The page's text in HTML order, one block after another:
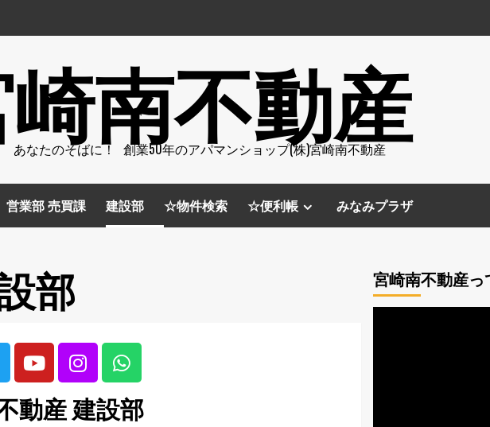
南不動産
あなたのそばに！ 創業50年のアパマンショップ(株)宮崎南不動産
営業部 売買課 建設部 ☆物件検索 ☆便利帳 みなみプラザ
部
動産 建設部
宮崎南不動産っ